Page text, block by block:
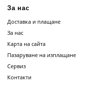
За нас
Доставка и плащане
За нас
Карта на сайта
Пазаруване на изплащане
Сервиз
Контакти